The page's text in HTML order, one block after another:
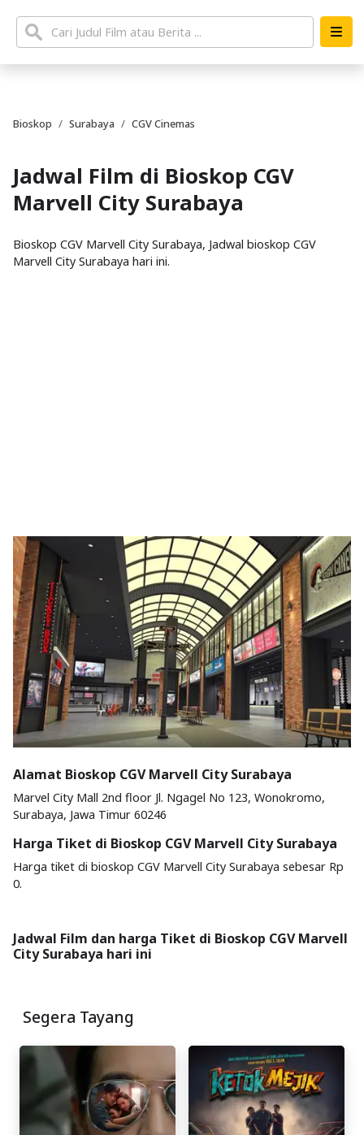
Bioskop Surabaya CGV Cinemas
Jadwal Film di Bioskop CGV
Marvell City Surabaya
Bioskop CGV Marvell City Surabaya, Jadwal bioskop CGV
Marvell City Surabaya hari ini.
Alamat Bioskop CGV Marvell City Surabaya
Marvel City Mall 2nd floor Jl. Ngagel No 123, Wonokromo,
Surabaya, Jawa Timur 60246
Harga Tiket di Bioskop CGV Marvell City Surabaya
Harga tiket di bioskop CGV Marvell City Surabaya sebesar Rp
0.
Jadwal Film dan harga Tiket di Bioskop CGV Marvell
City Surabaya hari ini
Segera Tayang